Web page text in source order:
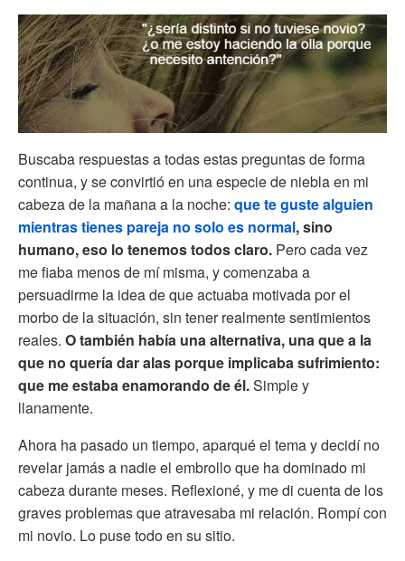
Buscaba respuestas a todas estas preguntas de forma
continua, y se convirtió en una especie de niebla en mi
cabeza de la mañana a la noche: que te guste alguien
mientras tienes pareja no solo es normal, sino
humano, eso lo tenemos todos claro. Pero cada vez
me fiaba menos de mí misma, y comenzaba a
persuadirme la idea de que actuaba motivada por el
morbo de la situación, sin tener realmente sentimientos
reales. O también había una alternativa, una que a la
que no quería dar alas porque implicaba sufrimiento:
que me estaba enamorando de él.Simple y
llanamente.
Ahora ha pasado un tiempo, aparqué el tema y decidí no
revelar jamás a nadie el embrollo que ha dominado mi
cabeza durante meses. Reflexioné, y me di cuenta de los
graves problemas que atravesaba mi relación. Rompí con
mi novio. Lo puse todo en su sitio.